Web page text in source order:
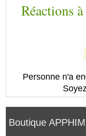
Boutique APPHIM
Réactions
Personne n'a